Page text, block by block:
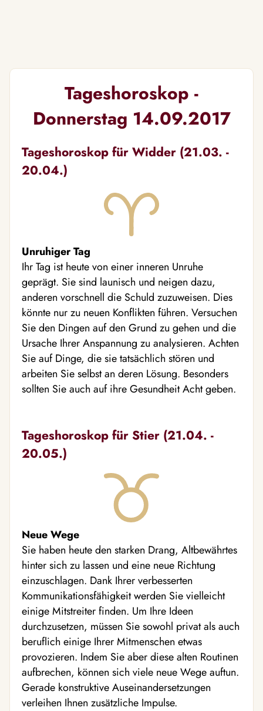
Tageshoroskop -
Donnerstag 14.09.2017
Tageshoroskop für Widder (21.03. -
20.04.)
Unruhiger Tag
Ihr Tag ist heute von einer inneren Unruhe
geprägt. Sie sind launisch und neigen dazu,
anderen vorschnell die Schuld zuzuweisen. Dies
könnte nur zu neuen Konflikten führen. Versuchen
Sie den Dingen auf den Grund zu gehen und die
Ursache Ihrer Anspannung zu analysieren. Achten
Sie auf Dinge, die sie tatsächlich stören und
arbeiten Sie selbst an deren Lösung. Besonders
sollten Sie auch auf ihre Gesundheit Acht geben.
Tageshoroskop für Stier (21.04. -
20.05.)
Neue Wege
Sie haben heute den starken Drang, Altbewährtes
hinter sich zu lassen und eine neue Richtung
einzuschlagen. Dank Ihrer verbesserten
Kommunikationsfähigkeit werden Sie vielleicht
einige Mitstreiter finden. Um Ihre Ideen
durchzusetzen, müssen Sie sowohl privat als auch
beruflich einige Ihrer Mitmenschen etwas
provozieren. Indem Sie aber diese alten Routinen
aufbrechen, können sich viele neue Wege auftun.
Gerade konstruktive Auseinandersetzungen
verleihen Ihnen zusätzliche Impulse.